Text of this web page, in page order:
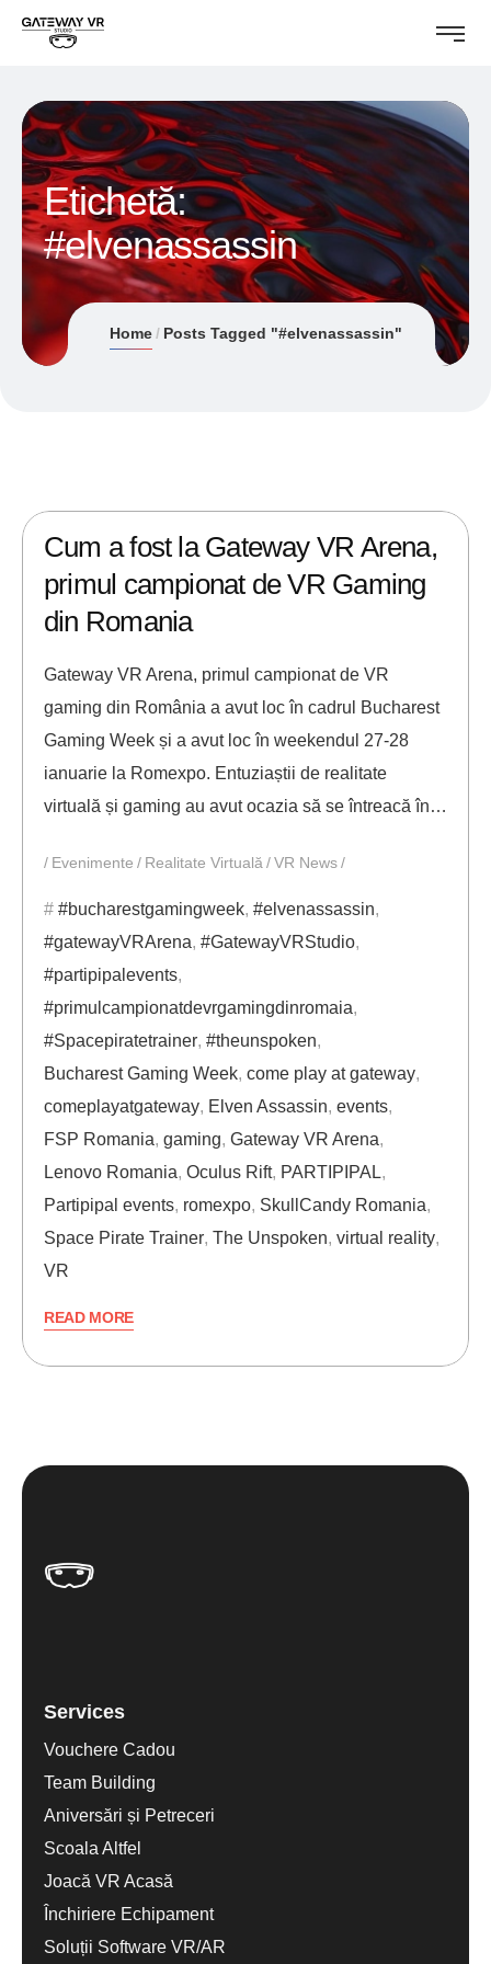
Etichetă:
#elvenassassin
Home Posts Tagged "#elvenassassin"
Cum a fost la Gateway VR Arena,
primul campionat de VR Gaming
din Romania
Gateway VR Arena, primul campionat de VR
gaming din România a avut loc în cadrul Bucharest
Gaming Week și a avut loc în weekendul 27-28
ianuarie la Romexpo. Entuziaștii de realitate
virtuală și gaming au avut ocazia să se întreacă în…
Evenimente Realitate Virtuală VR News
#bucharestgamingweek, #elvenassassin,
#gatewayVRArena, #GatewayVRStudio,
#partipipalevents,
#primulcampionatdevrgamingdinromaia,
#Spacepiratetrainer, #theunspoken,
Bucharest Gaming Week, come play at gateway,
comeplayatgateway, Elven Assassin, events,
FSP Romania, gaming, Gateway VR Arena,
Lenovo Romania, Oculus Rift, PARTIPIPAL,
Partipipal events, romexpo, SkullCandy Romania,
Space Pirate Trainer, The Unspoken, virtual reality,
VR
READ MORE
Services
Vouchere Cadou
Team Building
Aniversări și Petreceri
Scoala Altfel
Joacă VR Acasă
Închiriere Echipament
Soluții Software VR/AR